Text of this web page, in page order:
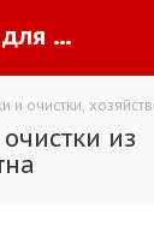
Материалы для очистки из нетканого полотна -
и очистки,
из